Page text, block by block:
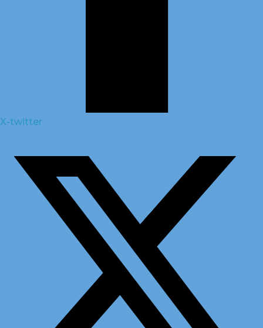
X-twitter